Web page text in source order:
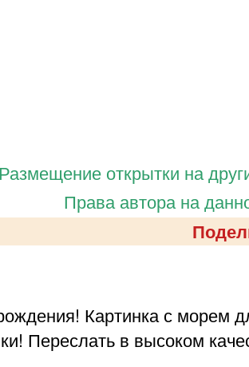
Размещение открытки на
Права автора на
Картинка с морем
Переслать в высоком